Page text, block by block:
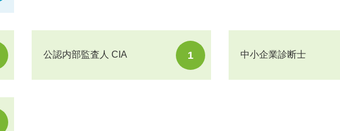
公認内部監査人 CIA 1 中小企業診断士